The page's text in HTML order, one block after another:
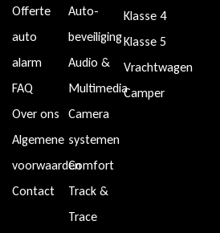
Offerte
auto
alarm
FAQ
Over ons
Algemene
voorwaarden
Contact
Auto-
beveiliging
Audio &
Multimedia
Camera
systemen
Comfort
Track &
Trace
Klasse 4
Klasse 5
Vrachtwagen
Camper